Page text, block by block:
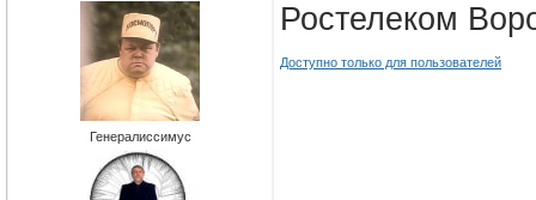
Генералиссимус
Ростелеком
Доступно только для пользователей